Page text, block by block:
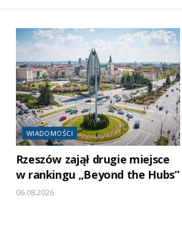
WIADOMOŚCI
Rzeszów zajął drugie miejsce
w rankingu „Beyond the Hubs”
06.08.2026